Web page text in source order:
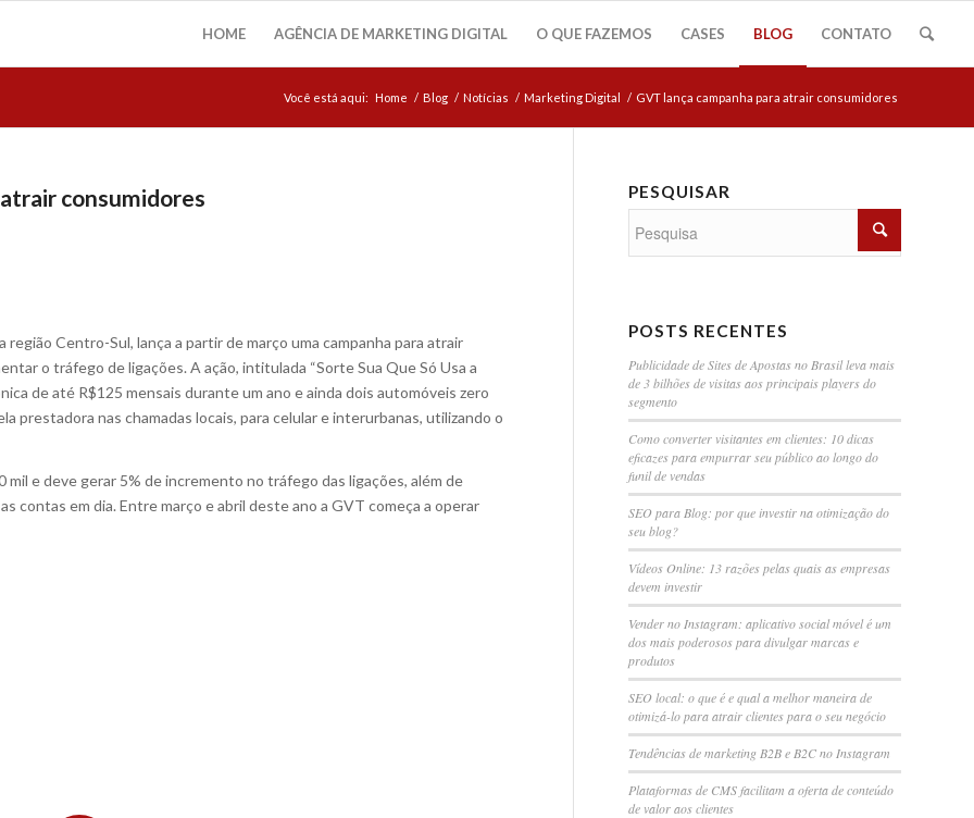
HOME AGÊNCIA DE MARKETING DIGITAL O QUE FAZEMOS CASES BLOG CONTATO
Você está aqui: Home / Blog / Notícias / Marketing Digital / GVT lança campanha para atrair consumidores
consumidores
Centro-Sul, lança a partir de março uma campanha para atrair
o tráfego de ligações. A ação, intitulada “Sorte Sua Que Só Usa a
de até R$125 mensais durante um ano e ainda dois automóveis zero
prestadora nas chamadas locais, para celular e interurbanas, utilizando o
e deve gerar 5% de incremento no tráfego das ligações, além de
contas em dia. Entre março e abril deste ano a GVT começa a operar
PESQUISAR
POSTS RECENTES
Publicidade de Sites de Apostas no Brasil leva mais
de 3 bilhões de visitas aos principais players do
segmento
Como converter visitantes em clientes: 10 dicas
eficazes para empurrar seu público ao longo do
funil de vendas
SEO para Blog: por que investir na otimização do
seu blog?
Vídeos Online: 13 razões pelas quais as empresas
devem investir
Vender no Instagram: aplicativo social móvel é um
dos mais poderosos para divulgar marcas e
produtos
SEO local: o que é e qual a melhor maneira de
otimizá-lo para atrair clientes para o seu negócio
Tendências de marketing B2B e B2C no Instagram
Plataformas de CMS facilitam a oferta de conteúdo
de valor aos clientes